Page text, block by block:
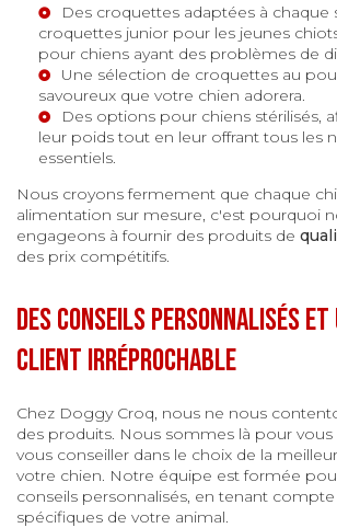
Des croquettes adaptées à chaque
croquettes junior pour les jeunes
pour chiens ayant des problèmes de
Une sélection de croquettes au
savoureux que votre chien adorera.
Des options pour chiens stérilisés,
leur poids tout en leur offrant tous les
essentiels.
Nous croyons fermement que chaque
alimentation sur mesure, c'est pourquoi
engageons à fournir des produits de
des prix compétitifs.
Des conseils personnalisés et
client irréprochable
Chez Doggy Croq, nous ne nous
des produits. Nous sommes là pour
vous conseiller dans le choix de la
votre chien. Notre équipe est formée
conseils personnalisés, en tenant
spécifiques de votre animal.